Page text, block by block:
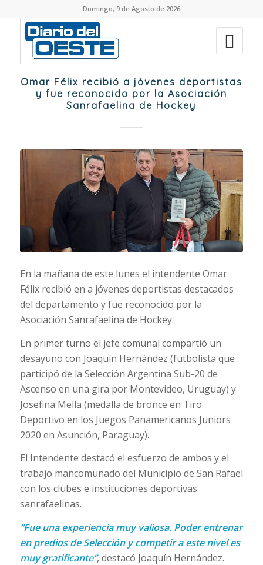
Domingo, 9 de Agosto de 2026
Omar Félix recibió a jóvenes deportistas
y fue reconocido por la Asociación
Sanrafaelina de Hockey
En la mañana de este lunes el intendente Omar
Félix recibió en a jóvenes deportistas destacados
del departamento y fue reconocido por la
Asociación Sanrafaelina de Hockey.
En primer turno el jefe comunal compartió un
desayuno con Joaquín Hernández (futbolista que
participó de la Selección Argentina Sub-20 de
Ascenso en una gira por Montevideo, Uruguay) y
Josefina Mella (medalla de bronce en Tiro
Deportivo en los Juegos Panamericanos Juniors
2020 en Asunción, Paraguay).
El Intendente destacó el esfuerzo de ambos y el
trabajo mancomunado del Municipio de San Rafael
con los clubes e instituciones deportivas
sanrafaelinas.
“Fue una experiencia muy valiosa. Poder entrenar
en predios de Selección y competir a este nivel es
muy gratificante”, destacó Joaquín Hernández.